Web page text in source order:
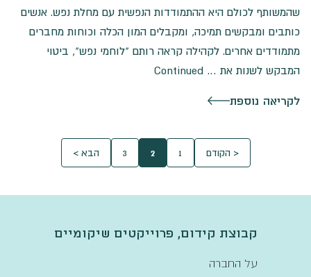
שהמשותף לכולם היא ההתמודדות הנפשית עם מחלת נפש. אנשים
כותבים ומבקשים תמיכה, ומקבלים המון הכלה וכוחות מחברים
מתמודדים אחרים. לקהילה קראה רותם "לוחמי נפש", ביטוי
המבקש לשנות את … Continued
לקריאה נוספת
< הקודם 1
2
3 הבא >
קבוצת קידום, פרוייקטים שיקומיים
על החברה